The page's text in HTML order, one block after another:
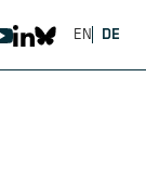
DE
EN